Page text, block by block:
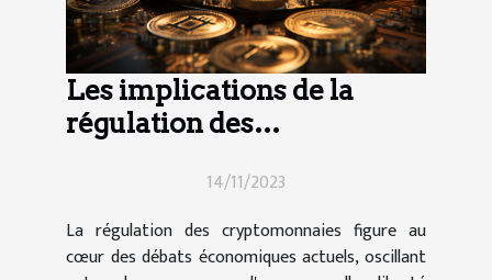
Les implications de la
régulation des
investisseurs14/11/2023
La régulation des cryptomonnaies figure au
cœur des débats économiques actuels, oscillant